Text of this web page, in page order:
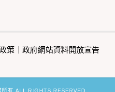
策 政府網站資料開放宣告
有 ALL RIGHTS RESERVED.